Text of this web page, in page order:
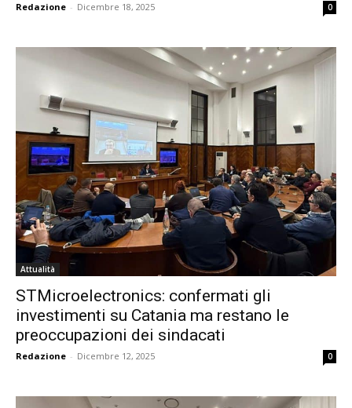
Redazione - Dicembre 18, 2025 0
Attualità
STMicroelectronics: confermati gli
investimenti su Catania ma restano le
preoccupazioni dei sindacati
Redazione - Dicembre 12, 2025 0